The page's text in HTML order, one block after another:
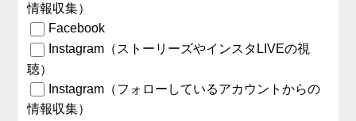
情報収集）
Facebook
Instagram（ストーリーズやインスタLIVEの視
聴）
Instagram（フォローしているアカウントからの
情報収集）